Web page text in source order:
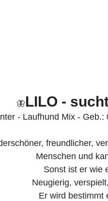
🦋LILO -
- Laufhund Mix -
freundlicher,
Menschen und
Sonst ist er wie
Neugierig,
Er wird